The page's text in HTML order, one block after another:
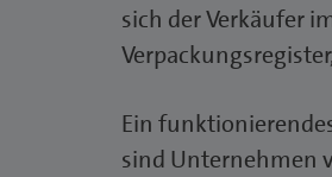
sich der Verkäufer
Ein
sind Unternehmen